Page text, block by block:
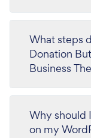
What steps
Donation
Business
Why should
on my